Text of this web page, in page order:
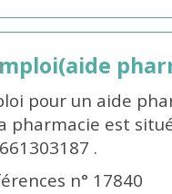
pour un aide
pharmacie est
.
n° 17840